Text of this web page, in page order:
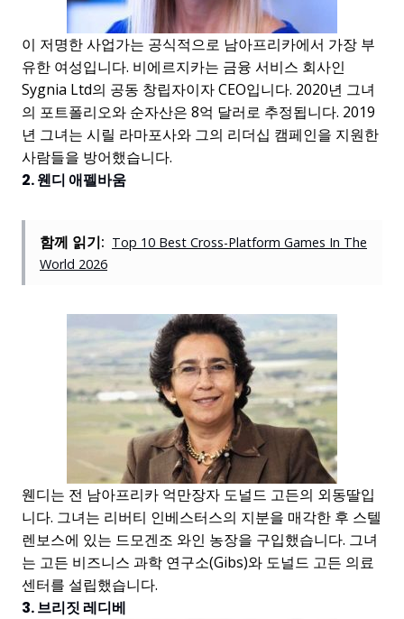
이 저명한 사업가는 공식적으로 남아프리카에서 가장 부
유한 여성입니다. 비에르지카는 금융 서비스 회사인
Sygnia Ltd의 공동 창립자이자 CEO입니다. 2020년 그녀
의 포트폴리오와 순자산은 8억 달러로 추정됩니다. 2019
년 그녀는 시릴 라마포사와 그의 리더십 캠페인을 지원한
사람들을 방어했습니다.
2. 웬디 애펠바움
함께 읽기: Top 10 Best Cross-Platform Games In The
World 2026
웬디는 전 남아프리카 억만장자 도널드 고든의 외동딸입
니다. 그녀는 리버티 인베스터스의 지분을 매각한 후 스텔
렌보스에 있는 드모겐조 와인 농장을 구입했습니다. 그녀
는 고든 비즈니스 과학 연구소(Gibs)와 도널드 고든 의료
센터를 설립했습니다.
3. 브리짓 레디베